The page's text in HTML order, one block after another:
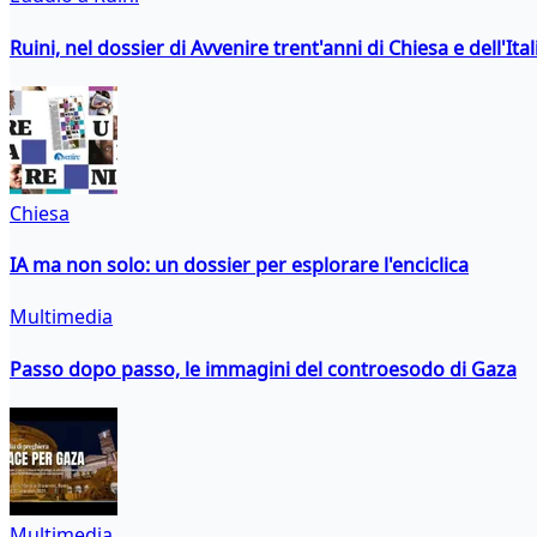
Ruini, nel dossier di Avvenire trent'anni di Chiesa e
Chiesa
IA ma non solo: un dossier per esplorare l'enciclica
Multimedia
Passo dopo passo, le immagini del controesodo di Gaza